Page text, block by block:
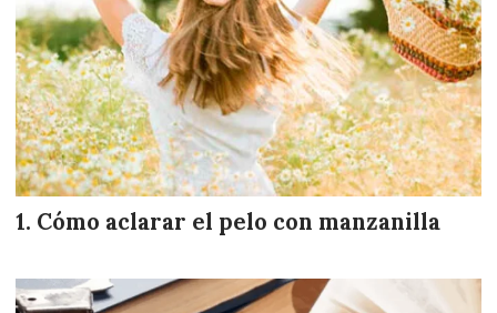
Cómo aclarar el pelo con manzanilla